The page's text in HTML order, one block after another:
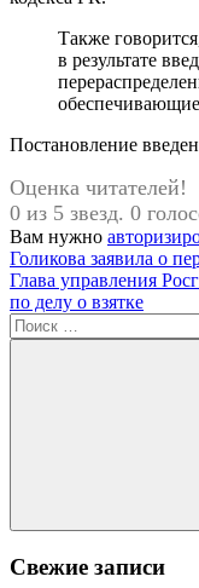
Также
в результате
Постановление
Оценка читателей!
0 из 5 звезд. 0
Вам нужно
Навигация
по
записям
Предыдущая
запись:
Голикова заявила о
Следующая
запись:
Глава управления
по делу о взятке
Поиск
для:
Свежие записи